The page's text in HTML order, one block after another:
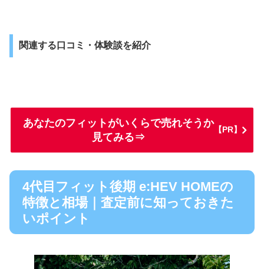
関連する口コミ・体験談を紹介
あなたのフィットがいくらで売れそうか
見てみる⇒
【PR】
4代目フィット後期 e:HEV HOMEの
特徴と相場｜査定前に知っておきた
いポイント